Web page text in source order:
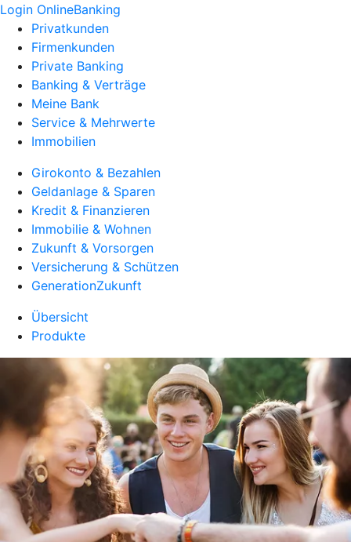
Login OnlineBanking
Privatkunden
Firmenkunden
Private Banking
Banking & Verträge
Meine Bank
Service & Mehrwerte
Immobilien
Girokonto & Bezahlen
Geldanlage & Sparen
Kredit & Finanzieren
Immobilie & Wohnen
Zukunft & Vorsorgen
Versicherung & Schützen
GenerationZukunft
Übersicht
Produkte